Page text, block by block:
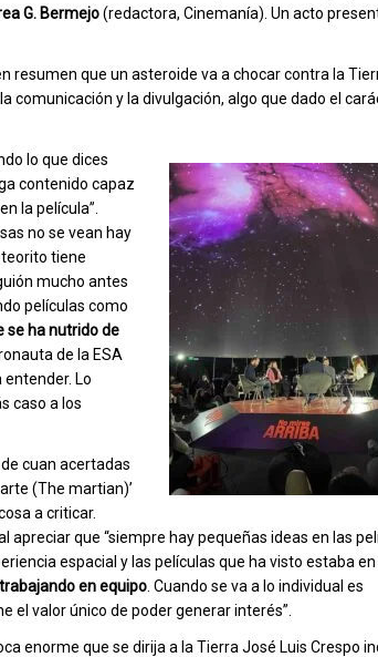
G. Bermejo(redactora, Cinemanía). Un acto
resumen que un asteroide va a chocar contra la
comunicación y la divulgación, algo que dado el
lo que dices
contenido capaz
la película”.
no se vean hay
tiene
mucho antes
películas como
se ha nutrido de
de la ESA
Lo
caso a los
cuan acertadas
(The martian)’
a criticar.
que “siempre hay pequeñas ideas en las
espacial y las películas que ha visto estaba en
en equipo . Cuando se va a lo individual es
el valor único de poder generar interés”.
enorme que se dirija a la Tierra José Luis Crespo